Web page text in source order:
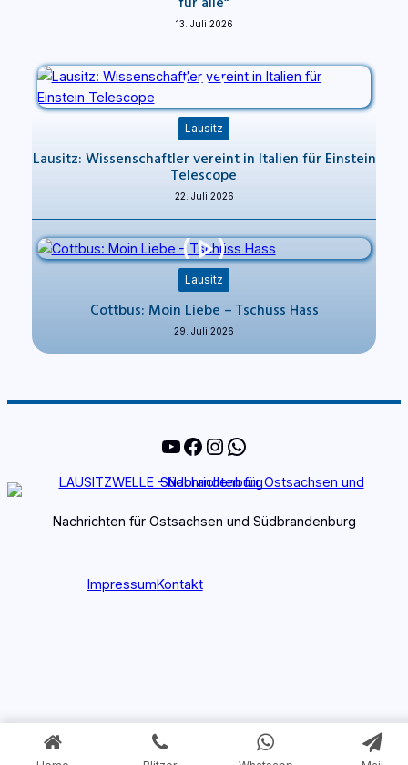
13. Juli 2026
Lausitz
Lausitz: Wissenschaftler vereint in Italien für Einstein
Telescope
22. Juli 2026
Lausitz
Cottbus: Moin Liebe – Tschüss Hass
29. Juli 2026
YouTube
Facebook
Instagram
WhatsApp
Nachrichten für Ostsachsen und Südbrandenburg
ImpressumKontakt